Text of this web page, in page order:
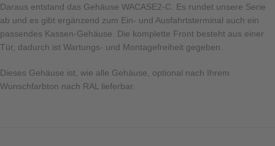
Daraus entstand das Gehäuse WACASE2-C. Es rundet unsere Serie
ab und es gibt ergänzend zum Ein- und Ausfahrtsterminal auch ein
passendes Kassen-Gehäuse. Die komplette Front besteht aus einer
Tür, dadurch ist Wartungs- und Montagefreiheit gegeben.
Dieses Gehäuse ist, wie alle Gehäuse, optional nach Ihrem
Wunschfarbton nach RAL lieferbar.